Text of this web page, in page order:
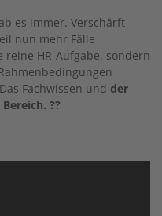
es immer. Verschärft
nun mehr Fälle
reine HR-Aufgabe, sondern
Fachwissen und der
??